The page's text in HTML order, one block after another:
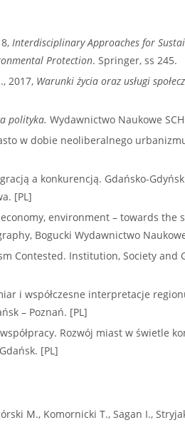
Interdisciplinary Approaches for
Protection. Springer, ss 245.
2017, Warunki życia oraz usługi
polityka. Wydawnictwo Naukowe
w dobie neoliberalnego
a konkurencją. Gdańsko-
[PL]
economy, environment – towards
Bogucki Wydawnictwo
Contested. Institution, Society and
i współczesne interpretacje
– Poznań. [PL]
Rozwój miast w świetle
[PL]
M., Komornicki T., Sagan I.,